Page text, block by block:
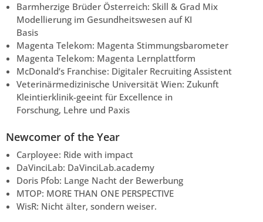
Barmherzige Brüder Österreich: Skill & Grad Mix
Modellierung im Gesundheitswesen auf KI
Basis
Magenta Telekom: Magenta Stimmungsbarometer
Magenta Telekom: Magenta Lernplattform
McDonald’s Franchise: Digitaler Recruiting Assistent
Veterinärmedizinische Universität Wien: Zukunft
Kleintierklinik-geeint für Excellence in
Forschung, Lehre und Paxis
Newcomer of the Year
Carployee: Ride with impact
DaVinciLab: DaVinciLab.academy
Doris Pfob: Lange Nacht der Bewerbung
MTOP: MORE THAN ONE PERSPECTIVE
WisR: Nicht älter, sondern weiser.